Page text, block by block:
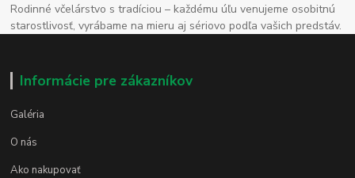
Rodinné včelárstvo s tradíciou – každému úľu venujeme osobitnú
starostlivosť, vyrábame na mieru aj sériovo podľa vašich predstáv.
Informácie pre zákazníkov
Galéria
O nás
Ako nakupovať